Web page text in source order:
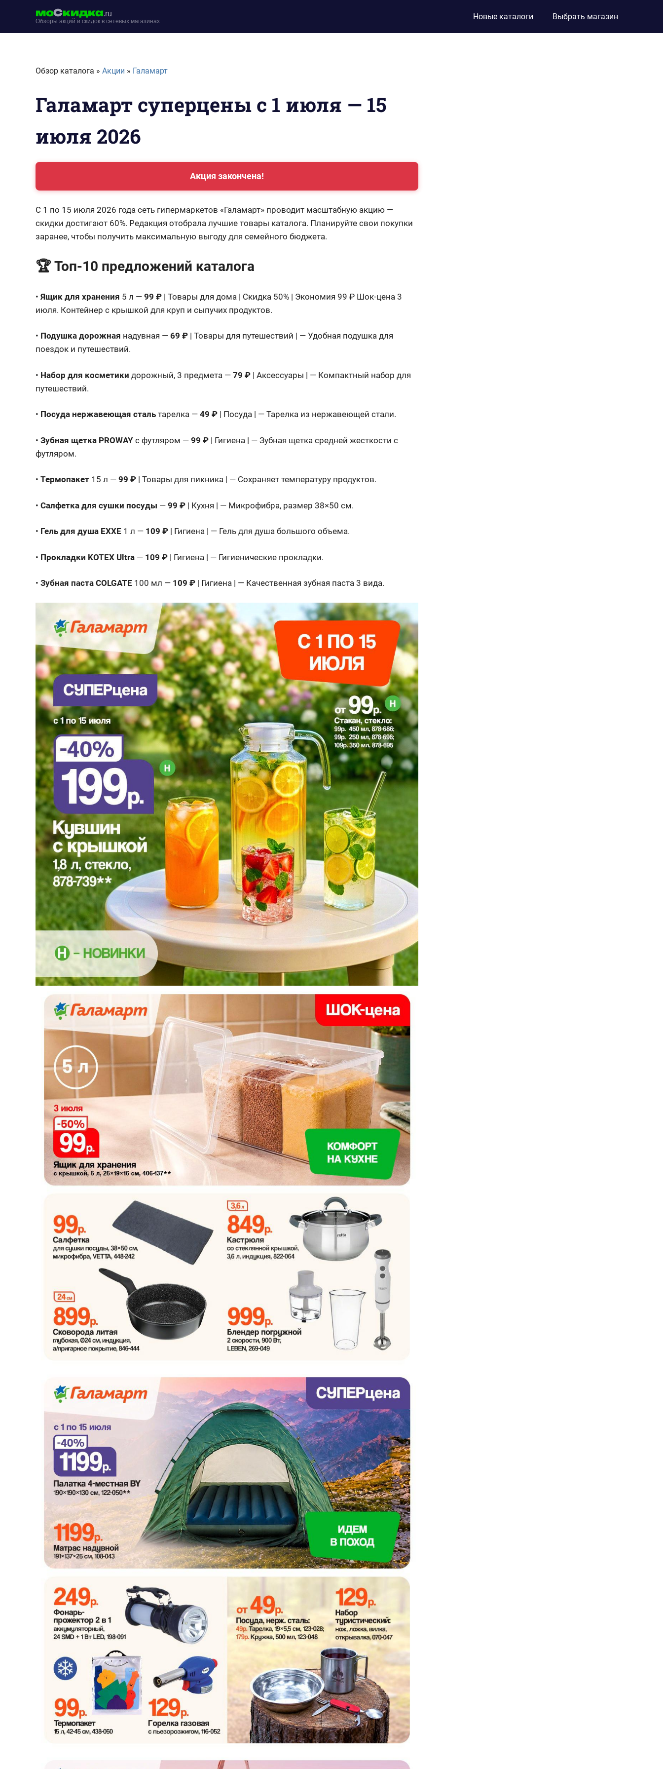
моСкидка.ru
Обзоры акций и скидок в сетевых магазинах
moskidka.ru
Новые каталоги Выбрать магазин
Обзор каталога » Акции » Галамарт
Галамарт суперцены с 1 июля — 15
июля 2026
Акция закончена!
С 1 по 15 июля 2026 года сеть гипермаркетов «Галамарт» проводит масштабную акцию —
скидки достигают 60%. Редакция отобрала лучшие товары каталога. Планируйте свои покупки
заранее, чтобы получить максимальную выгоду для семейного бюджета.
🏆 Топ-10 предложений каталога
• Ящик для хранения 5 л — 99 ₽ | Товары для дома | Скидка 50% | Экономия 99 ₽ Шок-цена 3
июля. Контейнер с крышкой для круп и сыпучих продуктов.
• Подушка дорожная надувная — 69 ₽ | Товары для путешествий | — Удобная подушка для
поездок и путешествий.
• Набор для косметики дорожный, 3 предмета — 79 ₽ | Аксессуары | — Компактный набор для
путешествий.
• Посуда нержавеющая сталь тарелка — 49 ₽ | Посуда | — Тарелка из нержавеющей стали.
• Зубная щетка PROWAY с футляром — 99 ₽ | Гигиена | — Зубная щетка средней жесткости с
футляром.
• Термопакет 15 л — 99 ₽ | Товары для пикника | — Сохраняет температуру продуктов.
• Салфетка для сушки посуды — 99 ₽ | Кухня | — Микрофибра, размер 38×50 см.
• Гель для душа EXXE 1 л — 109 ₽ | Гигиена | — Гель для душа большого объема.
• Прокладки KOTEX Ultra — 109 ₽ | Гигиена | — Гигиенические прокладки.
• Зубная паста COLGATE 100 мл — 109 ₽ | Гигиена | — Качественная зубная паста 3 вида.